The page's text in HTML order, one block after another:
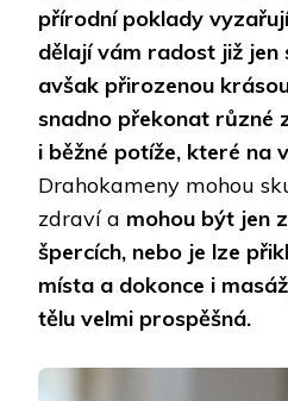
přírodní poklady
dělají vám radost již jen
avšak přirozenou
snadno překonat různé
i běžné potíže, které na
Drahokameny mohou
zdraví a mohou být jen
špercích, nebo je lze
místa a dokonce i
tělu velmi prospěšná.